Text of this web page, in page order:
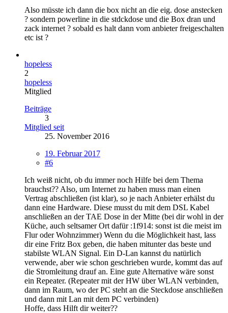
Also müsste ich dann die box nicht an die eig. dose anstecken
? sondern powerline in die stdckdose und die Box dran und
zack internet ? sobald es halt dann vom anbieter freigeschalten
etc ist ?
hopeless
2
hopeless
Mitglied
Beiträge
3
Mitglied seit
25. November 2016
19. Februar 2017
#6
Ich weiß nicht, ob du immer noch Hilfe bei dem Thema
brauchst?? Also, um Internet zu haben muss man einen
Vertrag abschließen (ist klar), so je nach Anbieter erhälst du
dann eine Hardware. Diese musst du mit dem DSL Kabel
anschließen an der TAE Dose in der Mitte (bei dir wohl in der
Küche, auch seltsamer Ort dafür :1f914: sonst ist die meist im
Flur oder Wohnzimmer) Wenn du die Möglichkeit hast, lass
dir eine Fritz Box geben, die haben mitunter das beste und
stabilste WLAN Signal. Ein D-Lan kannst du natürlich
verwende, aber wie schon geschrieben wurde, kommt das auf
die Stromleitung drauf an. Eine gute Alternative wäre sonst
ein Repeater. (Repeater mit der HW über WLAN verbinden,
dann im Raum, wo der PC steht an die Steckdose anschließen
und dann mit Lan mit dem PC verbinden)
Hoffe, dass Hilft dir weiter??